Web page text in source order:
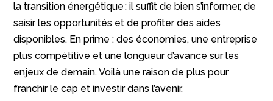
la transition énergétique : il suffit de bien s’informer, de
saisir les opportunités et de profiter des aides
disponibles. En prime : des économies, une entreprise
plus compétitive et une longueur d’avance sur les
enjeux de demain. Voilà une raison de plus pour
franchir le cap et investir dans l’avenir.